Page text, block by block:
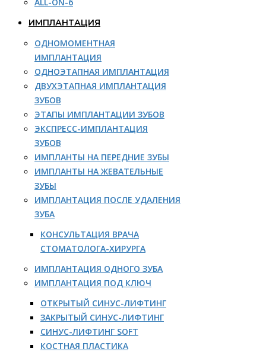
ИМПЛАНТАЦИЯ
ОДНОМОМЕНТНАЯ
ИМПЛАНТАЦИЯ
ОДНОЭТАПНАЯ ИМПЛАНТАЦИЯ
ДВУХЭТАПНАЯ ИМПЛАНТАЦИЯ
ЗУБОВ
ЭТАПЫ ИМПЛАНТАЦИИ ЗУБОВ
ЭКСПРЕСС-ИМПЛАНТАЦИЯ
ЗУБОВ
ИМПЛАНТЫ НА ПЕРЕДНИЕ ЗУБЫ
ИМПЛАНТЫ НА ЖЕВАТЕЛЬНЫЕ
ЗУБЫ
ИМПЛАНТАЦИЯ ПОСЛЕ УДАЛЕНИЯ
ЗУБА
КОНСУЛЬТАЦИЯ ВРАЧА
СТОМАТОЛОГА-ХИРУРГА
ИМПЛАНТАЦИЯ ОДНОГО ЗУБА
ИМПЛАНТАЦИЯ ПОД КЛЮЧ
ОТКРЫТЫЙ СИНУС-ЛИФТИНГ
ЗАКРЫТЫЙ СИНУС-ЛИФТИНГ
СИНУС-ЛИФТИНГ SOFT
КОСТНАЯ ПЛАСТИКА